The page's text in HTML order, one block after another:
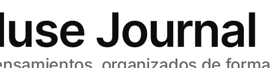
Journal